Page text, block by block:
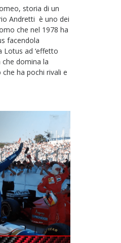
storia di un
Andretti è uno dei
che nel 1978 ha
facendola
Lotus ad ‘effetto
che domina la
che ha pochi rivali e